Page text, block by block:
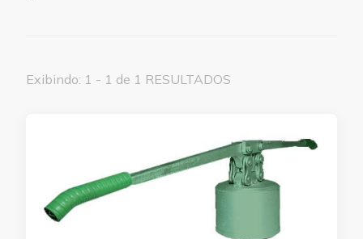
Exibindo: 1 - 1 de 1 RESULTADOS